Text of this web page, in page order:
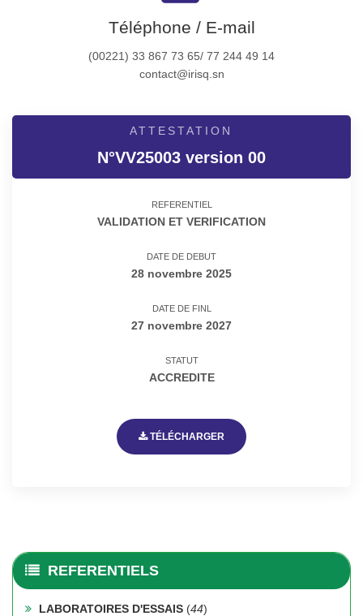
Téléphone / E-mail
(00221) 33 867 73 65/ 77 244 49 14
contact@irisq.sn
ATTESTATION
N°VV25003 version 00
REFERENTIEL
VALIDATION ET VERIFICATION
DATE DE DEBUT
28 novembre 2025
DATE DE FINL
27 novembre 2027
STATUT
ACCREDITE
TÉLÉCHARGER
REFERENTIELS
LABORATOIRES D'ESSAIS (44)